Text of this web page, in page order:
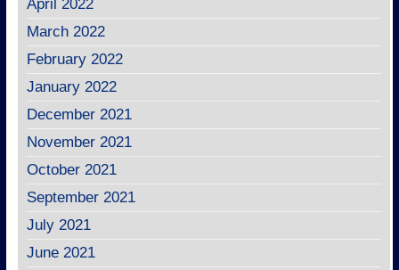
April 2022
March 2022
February 2022
January 2022
December 2021
November 2021
October 2021
September 2021
July 2021
June 2021